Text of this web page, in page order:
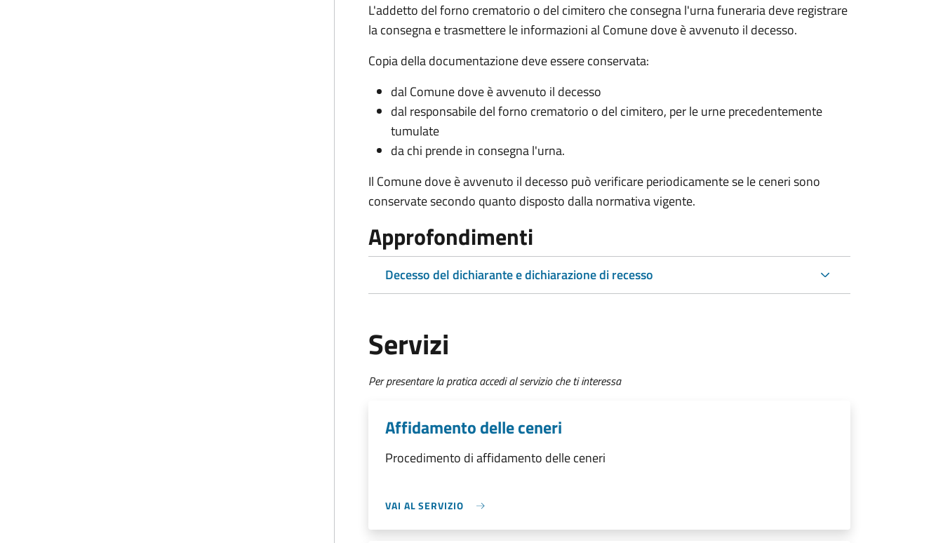
L'addetto del forno crematorio o del cimitero che consegna l'urna funeraria deve registrare
la consegna e trasmettere le informazioni al Comune dove è avvenuto il decesso.
Copia della documentazione deve essere conservata:
dal Comune dove è avvenuto il decesso
dal responsabile del forno crematorio o del cimitero, per le urne precedentemente
tumulate
da chi prende in consegna l'urna.
Il Comune dove è avvenuto il decesso può verificare periodicamente se le ceneri sono
conservate secondo quanto disposto dalla normativa vigente.
Approfondimenti
Decesso del dichiarante e dichiarazione di recesso
Servizi
Per presentare la pratica accedi al servizio che ti interessa
Affidamento delle ceneri
Procedimento di affidamento delle ceneri
VAI AL SERVIZIO